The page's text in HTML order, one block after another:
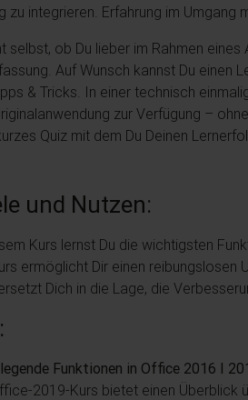
zu integrieren. Erfahrung im
selbst, ob Du lieber im Rahmen
Auf Wunsch kannst Du einen
& Tricks. In einer technisch
zur Verfügung –
Quiz mit dem Du Deinen
und Nutzen:
Kurs lernst Du die wichtigsten
ermöglicht Dir einen
Dich in die Lage, die
Funktionen in Office 2016 I
2019-Kurs bietet einen Überblick